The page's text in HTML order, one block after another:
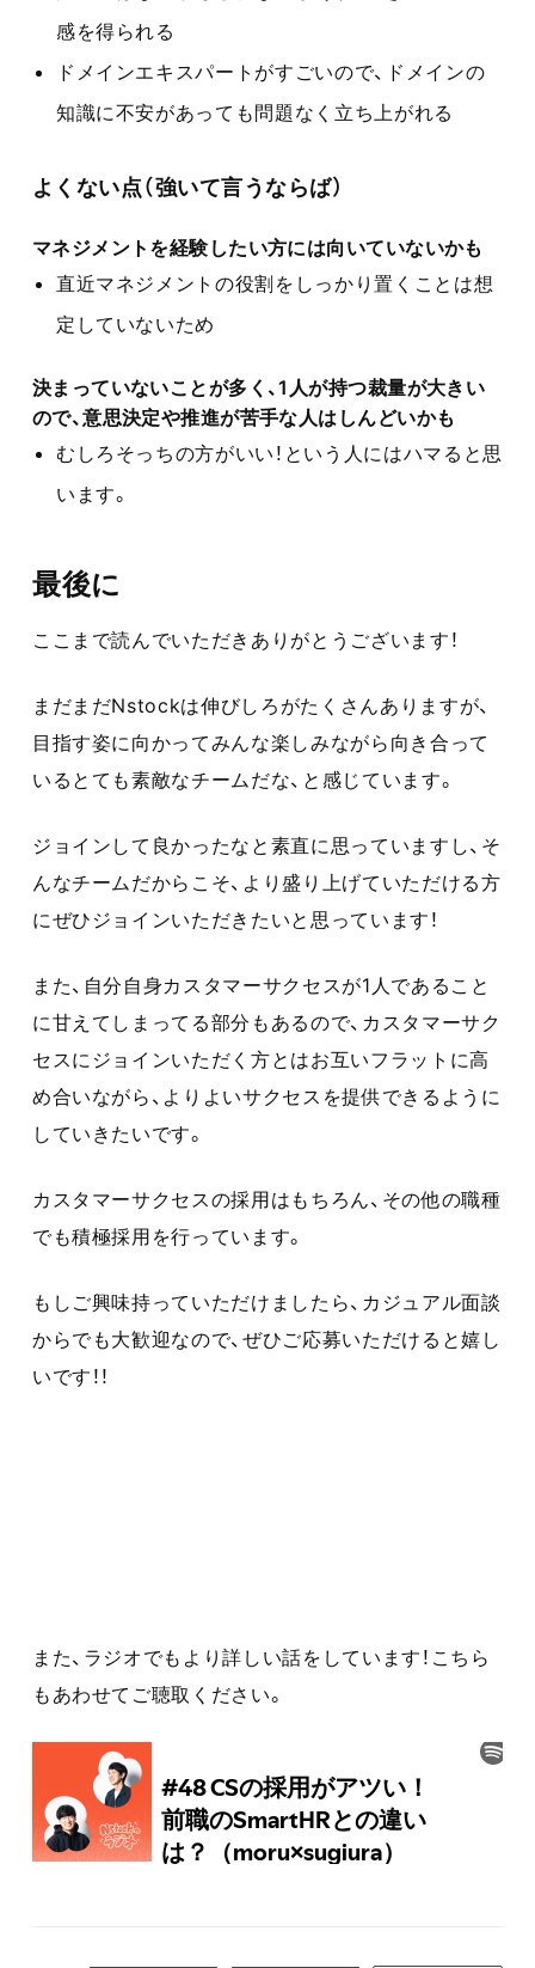
感を得られる
ドメインエキスパートがすごいので、ドメインの
知識に不安があっても問題なく立ち上がれる
よくない点（強いて言うならば）
マネジメントを経験したい方には向いていないかも
直近マネジメントの役割をしっかり置くことは想
定していないため
決まっていないことが多く、1人が持つ裁量が大きい
ので、意思決定や推進が苦手な人はしんどいかも
むしろそっちの方がいい！という人にはハマると思
います。
最後に
ここまで読んでいただきありがとうございます！
まだまだNstockは伸びしろがたくさんありますが、
目指す姿に向かってみんな楽しみながら向き合って
いるとても素敵なチームだな、と感じています。
ジョインして良かったなと素直に思っていますし、そ
んなチームだからこそ、より盛り上げていただける方
にぜひジョインいただきたいと思っています！
また、自分自身カスタマーサクセスが1人であること
に甘えてしまってる部分もあるので、カスタマーサク
セスにジョインいただく方とはお互いフラットに高
め合いながら、よりよいサクセスを提供できるように
していきたいです。
カスタマーサクセスの採用はもちろん、その他の職種
でも積極採用を行っています。
もしご興味持っていただけましたら、カジュアル面談
からでも大歓迎なので、ぜひご応募いただけると嬉し
いです！！
また、ラジオでもより詳しい話をしています！こちら
もあわせてご聴取ください。